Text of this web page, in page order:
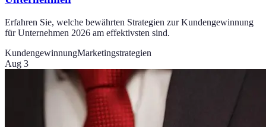
Erfahren Sie, welche bewährten Strategien zur Kundengewinnung
für Unternehmen 2026 am effektivsten sind.
KundengewinnungMarketingstrategien
Aug 3